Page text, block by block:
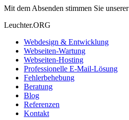
Mit dem Absenden stimmen Sie unserer
Leuchter.ORG
Webdesign & Entwicklung
Webseiten-Wartung
Webseiten-Hosting
Professionelle E-Mail-Lösung
Fehlerbehebung
Beratung
Blog
Referenzen
Kontakt